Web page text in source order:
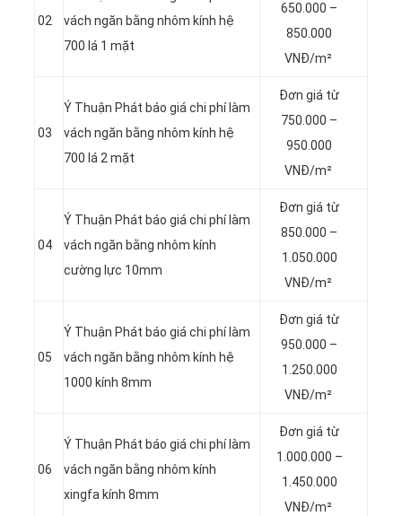
02
vách ngăn bằng nhôm kính hệ
700 lá 1 mặt
650.000 –
850.000
VNĐ/m²
03
Ý Thuận Phát báo giá chi phí làm
vách ngăn bằng nhôm kính hệ
700 lá 2 mặt
Đơn giá từ
750.000 –
950.000
VNĐ/m²
04
Ý Thuận Phát báo giá chi phí làm
vách ngăn bằng nhôm kính
cường lực 10mm
Đơn giá từ
850.000 –
1.050.000
VNĐ/m²
05
Ý Thuận Phát báo giá chi phí làm
vách ngăn bằng nhôm kính hệ
1000 kính 8mm
Đơn giá từ
950.000 –
1.250.000
VNĐ/m²
06
Ý Thuận Phát báo giá chi phí làm
vách ngăn bằng nhôm kính
xingfa kính 8mm
Đơn giá từ
1.000.000 –
1.450.000
VNĐ/m²